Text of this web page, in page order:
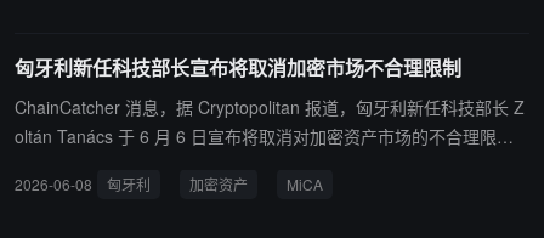
安全部门协调。CertiK 称法国成攻击中心，原因包括多家头部加密企
业及其高管驻扎当地、社区内存在的“炫耀文化和自愿披露身份文化”
以及多次敏感数据泄露。
匈牙利新任科技部长宣布将取消加密市场不合理限制
ChainCatcher 消息，据 Cryptopolitan 报道，匈牙利新任科技部长 Z
oltán Tanács 于 6 月 6 日宣布将取消对加密资产市场的不合理限
策。2025 年 7 月生效的规则导致 Revolut 等平台撤出匈牙利市场，
2026-06-08 匈牙利 加密资产 MiCA